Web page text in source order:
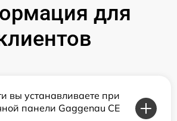
для
вы устанавливаете при
панели Gaggenau CE